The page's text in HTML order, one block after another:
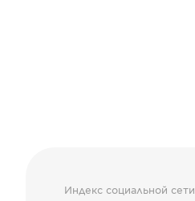
Индекс социальной сети